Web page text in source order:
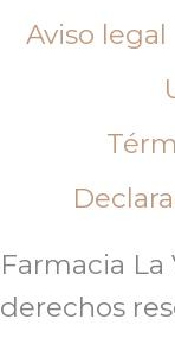
Aviso legal
Farmacia La
derechos